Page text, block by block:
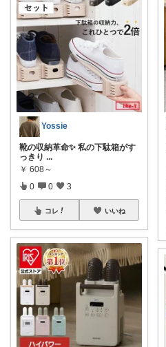
Yossie
靴の収納革命✨ 私の下駄箱がす
っきり ...
￥ 608～
0 0 3
コレ いいね